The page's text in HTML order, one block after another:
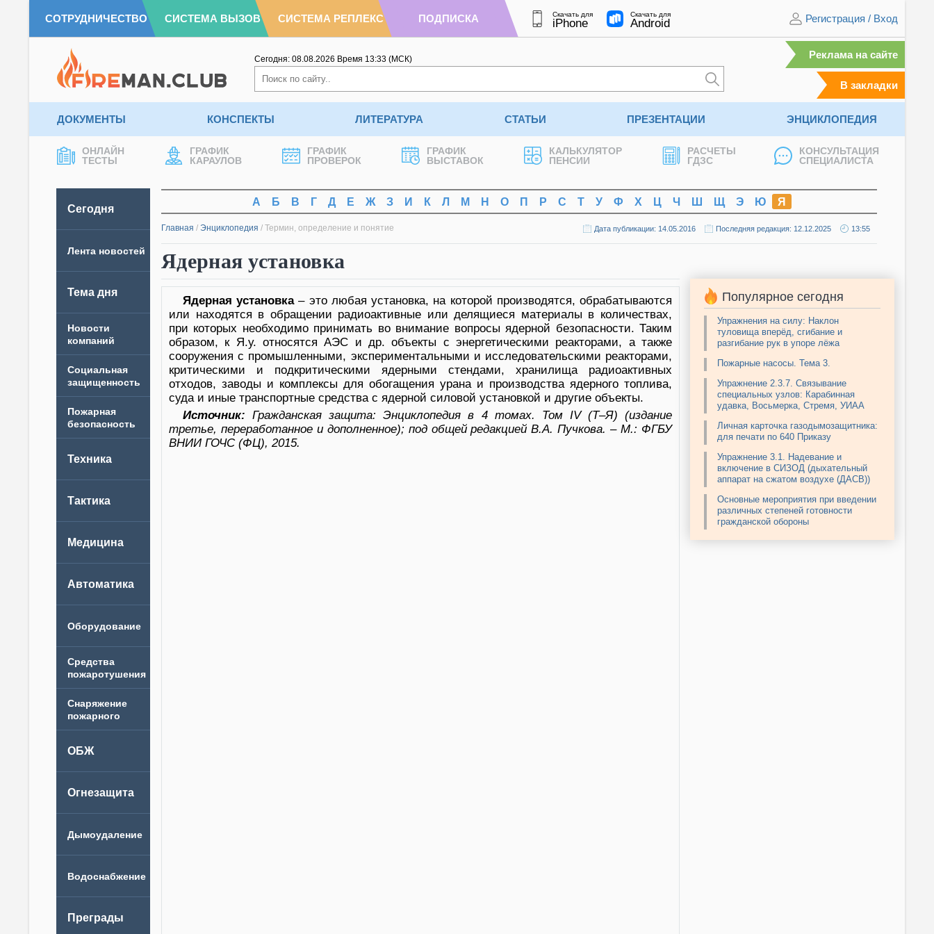
СОТРУДНИЧЕСТВО СИСТЕМА ВЫЗОВ СИСТЕМА РЕПЛЕКС ПОДПИСКА Скачать для
iPhone
Скачать для
Android Регистрация / Вход
Сегодня: 08.08.2026 Время 13:33 (МСК) Реклама на сайте
В закладки
ДОКУМЕНТЫ КОНСПЕКТЫ ЛИТЕРАТУРА СТАТЬИ ПРЕЗЕНТАЦИИ ЭНЦИКЛОПЕДИЯ
ОНЛАЙН
ТЕСТЫ
ГРАФИК
КАРАУЛОВ
ГРАФИК
ПРОВЕРОК
ГРАФИК
ВЫСТАВОК
КАЛЬКУЛЯТОР
ПЕНСИИ
РАСЧЕТЫ
ГДЗС
КОНСУЛЬТАЦИЯ
СПЕЦИАЛИСТА
Сегодня
Лента новостей
Тема дня
Новости
компаний
А Б В Г Д Е Ж З И К Л М Н О П Р С Т У Ф Х Ц Ч Ш Щ Э Ю Я
Главная / Энциклопедия / Термин, определение и понятие Дата публикации: 14.05.2016 Последняя редакция: 12.12.2025 13:55
Ядерная установка
Ядерная установка– это любая установка, на которой производятся, обрабатываются
или находятся в обращении радиоактивные или делящиеся материалы в количествах,
при которых необходимо принимать во внимание вопросы ядерной безопасности. Таким
образом, к Я.у. относятся АЭС и др. объекты с энергетическими реакторами, а также
сооружения с промышленными, экспериментальными и исследовательскими реакторами,
критическими и подкритическими ядерными стендами, хранилища радиоактивных
отходов, заводы и комплексы для обогащения урана и производства ядерного топлива,
суда и иные транспортные средства с ядерной силовой установкой и другие объекты.
Источник: Гражданская защита: Энциклопедия в 4 томах. Том IV (Т–Я) (издание
третье, переработанное и дополненное); под общей редакцией В.А. Пучкова. – М.: ФГБУ
ВНИИ ГОЧС (ФЦ), 2015.
Популярное сегодня
Упражнения на силу: Наклон
туловища вперёд, сгибание и
разгибание рук в упоре лёжа
Пожарные насосы. Тема 3.
Упражнение 2.3.7. Связывание
специальных узлов: Карабинная
удавка, Восьмерка, Стремя, УИАА
Личная карточка газодымозащитника:
для печати по 640 Приказу
Упражнение 3.1. Надевание и
включение в СИЗОД (дыхательный
аппарат на сжатом воздухе (ДАСВ))
Основные мероприятия при введении
различных степеней готовности
гражданской обороны